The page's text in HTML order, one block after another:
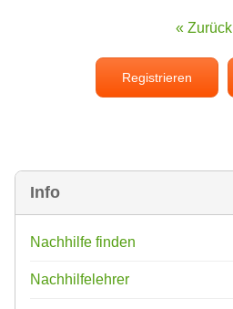
Info
Nachhilfe finden
Nachhilfelehrer
« Zurück
Registrieren